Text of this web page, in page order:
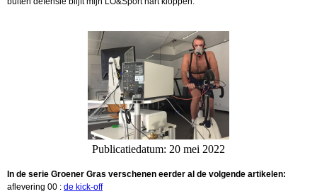
Publicatiedatum: 20 mei 2022
In de serie Groener Gras verschenen eerder al de volgende artikelen:
aflevering 00 : de kick-off